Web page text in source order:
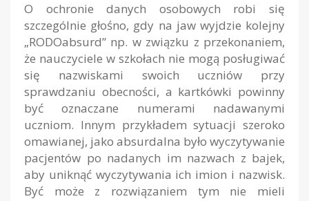
O ochronie danych osobowych robi się
szczególnie głośno, gdy na jaw wyjdzie kolejny
„RODOabsurd” np. w związku z przekonaniem,
że nauczyciele w szkołach nie mogą posługiwać
się nazwiskami swoich uczniów przy
sprawdzaniu obecności, a kartkówki powinny
być oznaczane numerami nadawanymi
uczniom. Innym przykładem sytuacji szeroko
omawianej, jako absurdalna było wyczytywanie
pacjentów po nadanych im nazwach z bajek,
aby uniknąć wyczytywania ich imion i nazwisk.
Być może z rozwiązaniem tym nie mieli